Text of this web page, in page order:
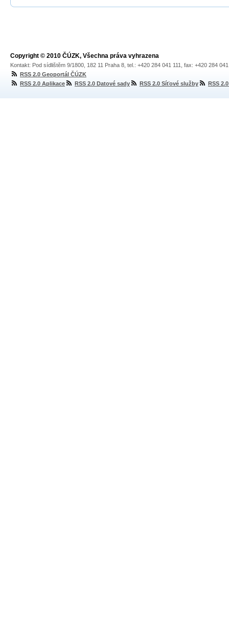
Copyright © 2010 ČÚZK, Všechna práva vyhrazena
Kontakt: Pod sídlištěm 9/1800, 182 11 Praha 8, tel.: +420 284 041 111, fax: +420 284
RSS 2.0 Geoportál ČÚZK
RSS 2.0 Aplikace
RSS 2.0 Datové sady RSS 2.0 Síťové služby RSS